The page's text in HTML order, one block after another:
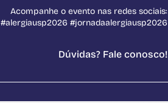
Acompanhe o evento nas redes sociais:
#alergiausp2026 #jornadaalergiausp2026
Dúvidas? Fale conosco!